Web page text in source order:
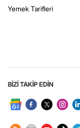
Yemek Tarifleri
BİZİ TAKİP EDİN